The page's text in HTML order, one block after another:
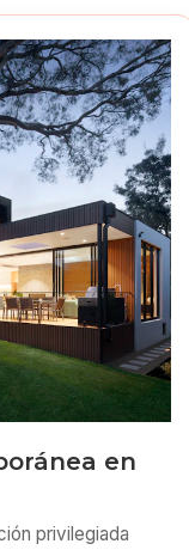
en
privilegiada